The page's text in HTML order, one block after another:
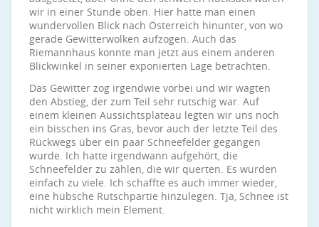
wir in einer Stunde oben. Hier hatte man einen
wundervollen Blick nach Österreich hinunter, von wo
gerade Gewitterwolken aufzogen. Auch das
Riemannhaus konnte man jetzt aus einem anderen
Blickwinkel in seiner exponierten Lage betrachten.
Das Gewitter zog irgendwie vorbei und wir wagten
den Abstieg, der zum Teil sehr rutschig war. Auf
einem kleinen Aussichtsplateau legten wir uns noch
ein bisschen ins Gras, bevor auch der letzte Teil des
Rückwegs über ein paar Schneefelder gegangen
wurde. Ich hatte irgendwann aufgehört, die
Schneefelder zu zählen, die wir querten. Es wurden
einfach zu viele. Ich schaffte es auch immer wieder,
eine hübsche Rutschpartie hinzulegen. Tja, Schnee ist
nicht wirklich mein Element.